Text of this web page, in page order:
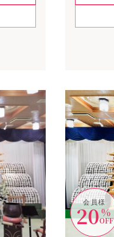
会員様
20%
OFF